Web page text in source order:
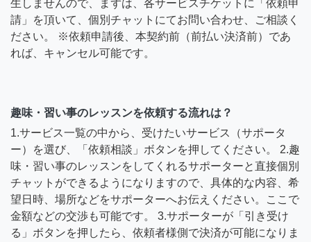
生しませんので、まずは、各サービスチケットに「依頼申
請」を頂いて、個別チャットにてお問い合わせ、ご相談く
ださい。 ※依頼申請後、本契約前（前払い決済前）であ
れば、キャンセル可能です。
趣味・習い事のレッスンを依頼する流れは？
1.サービス一覧の中から、受けたいサービス（サポータ
ー）を選び、「依頼相談」ボタンを押してください。 2.趣
味・習い事のレッスンをしてくれるサポーターと直接個別
チャットができるようになりますので、具体的な内容、希
望日時、場所などをサポーターへお伝えください。ここで
金額などの交渉も可能です。 3.サポーターが「引き受け
る」ボタンを押したら、依頼者様側で決済が可能になりま